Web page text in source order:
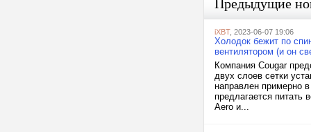
Предыдущие
iXBT, 2023-06-07 19:06
Холодок бежит по
вентилятором (и он
Компания Cougar
двух слоев сетки
направлен примерно
предлагается питать
Aero и...